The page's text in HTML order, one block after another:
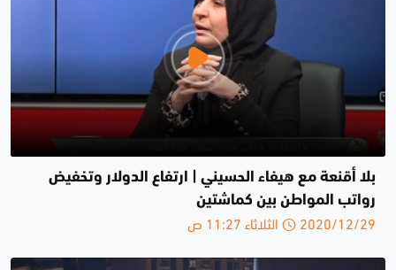
بلا أقنعة مع هيفاء الحسيني | ارتفاع الدولار وتخفيض
رواتب المواطن بين كماشتين
2020/12/29 الثلاثاء 11:27 ص